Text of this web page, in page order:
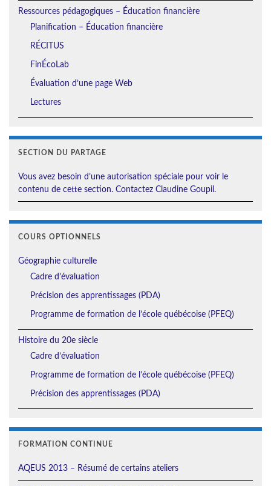
Ressources pédagogiques – Éducation financière
Planification – Éducation financière
RÉCITUS
FinÉcoLab
Évaluation d’une page Web
Lectures
SECTION DU PARTAGE
Vous avez besoin d’une autorisation spéciale pour voir le
contenu de cette section. Contactez Claudine Goupil.
COURS OPTIONNELS
Géographie culturelle
Cadre d’évaluation
Précision des apprentissages (PDA)
Programme de formation de l’école québécoise (PFEQ)
Histoire du 20e siècle
Cadre d’évaluation
Programme de formation de l’école québécoise (PFEQ)
Précision des apprentissages (PDA)
FORMATION CONTINUE
AQEUS 2013 – Résumé de certains ateliers